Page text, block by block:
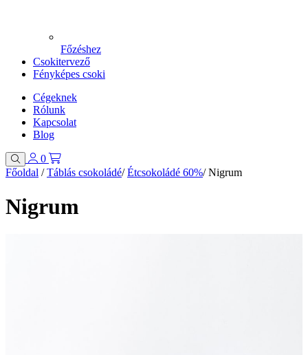
Főzéshez
Csokitervező
Fényképes csoki
Cégeknek
Rólunk
Kapcsolat
Blog
0
Főoldal / Táblás csokoládé/ Étcsokoládé 60%/ Nigrum
Nigrum